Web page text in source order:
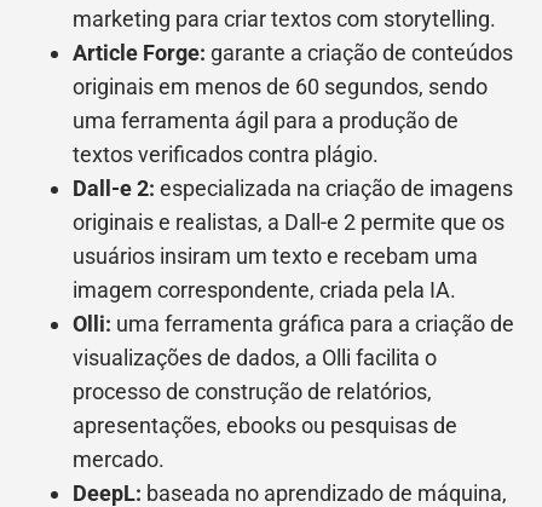
marketing para criar textos com storytelling.
Article Forge: garante a criação de conteúdos
originais em menos de 60 segundos, sendo
uma ferramenta ágil para a produção de
textos verificados contra plágio.
Dall-e 2: especializada na criação de imagens
originais e realistas, a Dall-e 2 permite que os
usuários insiram um texto e recebam uma
imagem correspondente, criada pela IA.
Olli: uma ferramenta gráfica para a criação de
visualizações de dados, a Olli facilita o
processo de construção de relatórios,
apresentações, ebooks ou pesquisas de
mercado.
DeepL: baseada no aprendizado de máquina,